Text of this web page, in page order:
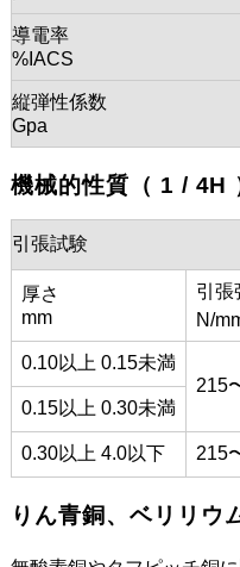
導電率
%IACS
縦弾性係数
Gpa
機械的性質（ 1 / 4H
引張試験
厚さ
mm
引張
N/
0.10以上 0.15未満
215
0.15以上 0.30未満
0.30以上 4.0以下 215
りん青銅、ベリリウ